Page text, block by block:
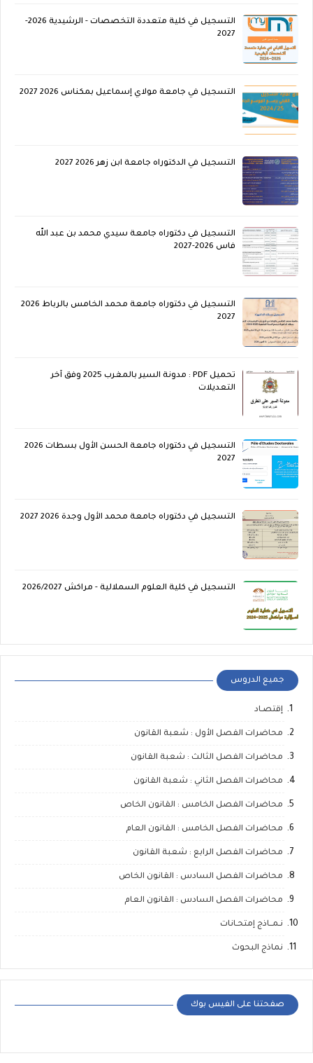
التسجيل في كلية متعددة التخصصات - الرشيدية 2026-
2027
التسجيل في جامعة مولاي إسماعيل بمكناس 2026 2027
التسجيل في الدكتوراه جامعة ابن زهر 2026 2027
التسجيل في دكتوراه جامعة سيدي محمد بن عبد الله
فاس 2026-2027
التسجيل في دكتوراه جامعة محمد الخامس بالرباط 2026
2027
تحميل PDF : مدونة السير بالمغرب 2025 وفق آخر
التعديلات
التسجيل في دكتوراه جامعة الحسن الأول بسطات 2026
2027
التسجيل في دكتوراه جامعة محمد الأول وجدة 2026 2027
التسجيل في كلية العلوم السملالية - مراكش 2026/2027
جميع الدروس
إقتصـاد
محاضرات الفصل الأول : شعبة القانون
محاضرات الفصل الثالث : شعبة القانون
محاضرات الفصل الثاني : شعبة القانون
محاضرات الفصل الخامس : القانون الخاص
محاضرات الفصل الخامس : القانون العام
محاضرات الفصل الرابع : شعبة القانون
محاضرات الفصل السادس : القانون الخاص
محاضرات الفصل السادس : القانون العام
نـمــاذج إمتحـانات
نماذج البحوث
صفحتنا على الفيس بوك